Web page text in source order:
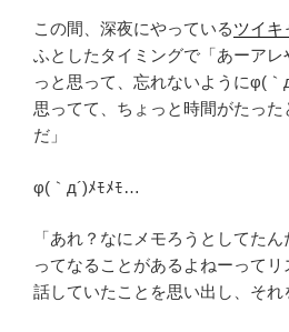
この間、深夜にやっているツイキ
ふとしたタイミングで「あーアレ
っと思って、忘れないようにφ(
思ってて、ちょっと時間がたった
だ」
φ(｀д´)ﾒﾓﾒﾓ…
「あれ？なにメモろうとしてたん
ってなることがあるよねーってリ
話していたことを思い出し、そ